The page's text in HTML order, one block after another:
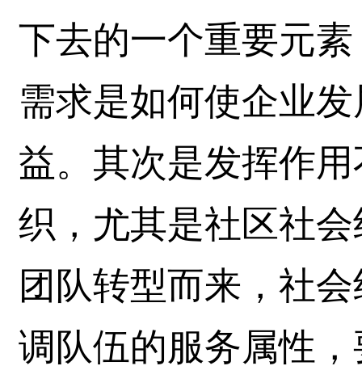
下去的一个重要元
需求是如何使企业
益。其次是发挥作
织，尤其是社区社
团队转型而来，社
调队伍的服务属性